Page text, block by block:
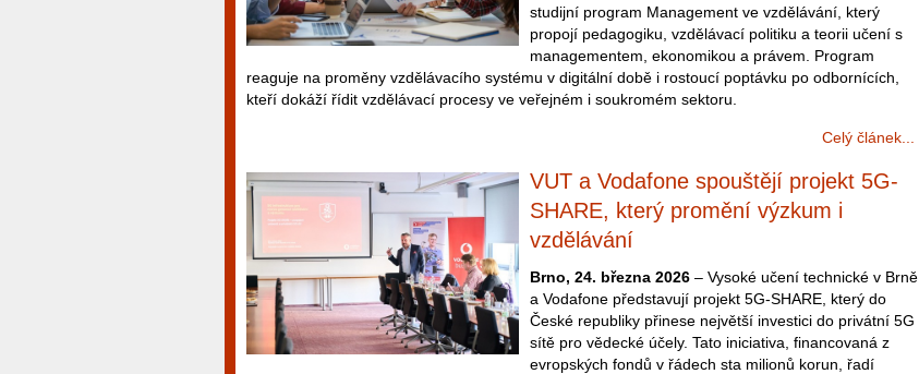
studijní program Management ve vzdělávání, který
propojí pedagogiku, vzdělávací politiku a teorii učení s
managementem, ekonomikou a právem. Program
reaguje na proměny vzdělávacího systému v digitální době i rostoucí poptávku po odbornících,
kteří dokáží řídit vzdělávací procesy ve veřejném i soukromém sektoru.
Celý článek...
VUT a Vodafone spouštějí projekt 5G-
SHARE, který promění výzkum i
vzdělávání
Brno, 24. března 2026 – Vysoké učení technické v Brně
a Vodafone představují projekt 5G-SHARE, který do
České republiky přinese největší investici do privátní 5G
sítě pro vědecké účely. Tato iniciativa, financovaná z
evropských fondů v řádech sta milionů korun, řadí